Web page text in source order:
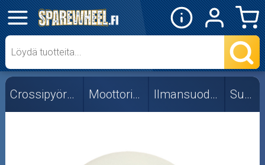
✕
Mopon osat
Skootterin osat
Crossipyörän osat
Crossipyörän osat Moottorin osat Ilmansuodattimet Suzuki